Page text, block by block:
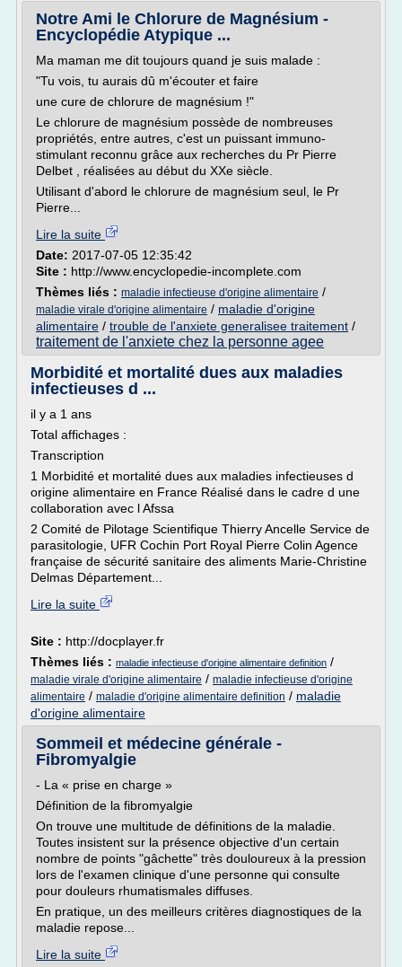
Notre Ami le Chlorure de Magnésium -
Encyclopédie Atypique ...
Ma maman me dit toujours quand je suis malade :
"Tu vois, tu aurais dû m'écouter et faire
une cure de chlorure de magnésium !"
Le chlorure de magnésium possède de nombreuses
propriétés, entre autres, c'est un puissant immuno-
stimulant reconnu grâce aux recherches du Pr Pierre
Delbet , réalisées au début du XXe siècle.
Utilisant d'abord le chlorure de magnésium seul, le Pr
Pierre...
Lire la suite
Date: 2017-07-05 12:35:42
Site : http://www.encyclopedie-incomplete.com
Thèmes liés : maladie infectieuse d'origine alimentaire /
maladie virale d'origine alimentaire / maladie d'origine
alimentaire / trouble de l'anxiete generalisee traitement /
traitement de l'anxiete chez la personne agee
Morbidité et mortalité dues aux maladies
infectieuses d ...
il y a 1 ans
Total affichages :
Transcription
1 Morbidité et mortalité dues aux maladies infectieuses d
origine alimentaire en France Réalisé dans le cadre d une
collaboration avec l Afssa
2 Comité de Pilotage Scientifique Thierry Ancelle Service de
parasitologie, UFR Cochin Port Royal Pierre Colin Agence
française de sécurité sanitaire des aliments Marie-Christine
Delmas Département...
Lire la suite
Site : http://docplayer.fr
Thèmes liés : maladie infectieuse d'origine alimentaire definition /
maladie virale d'origine alimentaire / maladie infectieuse d'origine
alimentaire / maladie d'origine alimentaire definition / maladie
d'origine alimentaire
Sommeil et médecine générale -
Fibromyalgie
- La « prise en charge »
Définition de la fibromyalgie
On trouve une multitude de définitions de la maladie.
Toutes insistent sur la présence objective d'un certain
nombre de points "gâchette" très douloureux à la pression
lors de l'examen clinique d'une personne qui consulte
pour douleurs rhumatismales diffuses.
En pratique, un des meilleurs critères diagnostiques de la
maladie repose...
Lire la suite